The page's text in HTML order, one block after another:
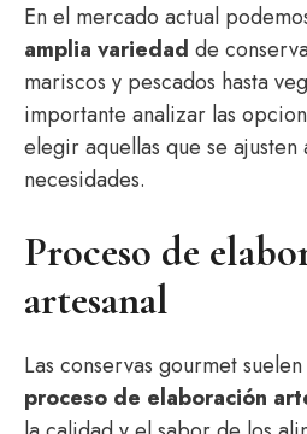
En el mercado actual
amplia variedad de
mariscos y pescados hasta
importante analizar las
elegir aquellas que se ajusten
necesidades.
Proceso de
artesanal
Las conservas gourmet
proceso de elaboración